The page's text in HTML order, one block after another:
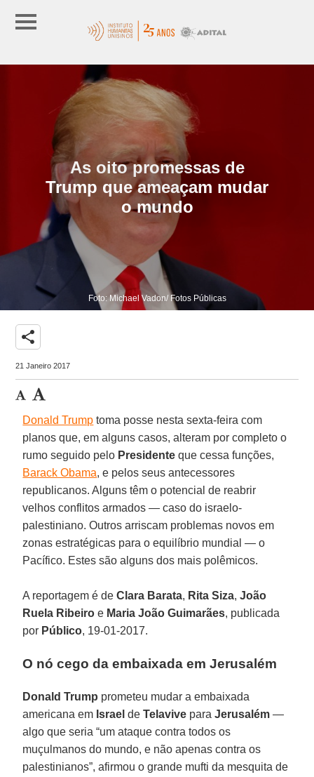
As oito promessas de
Trump que ameaçam mudar
o mundo
Foto: Michael Vadon/ Fotos Públicas
share
21 Janeiro 2017
Donald Trump toma posse nesta sexta-feira com
planos que, em alguns casos, alteram por completo o
rumo seguido pelo Presidente que cessa funções,
Barack Obama, e pelos seus antecessores
republicanos. Alguns têm o potencial de reabrir
velhos conflitos armados — caso do israelo-
palestiniano. Outros arriscam problemas novos em
zonas estratégicas para o equilíbrio mundial — o
Pacífico. Estes são alguns dos mais polêmicos.
A reportagem é deClara Barata, Rita Siza,João
Ruela Ribeiro e Maria João Guimarães, publicada
por Público, 19-01-2017.
O nó cego da embaixada em Jerusalém
Donald Trump prometeu mudar a embaixada
americana em Israel deTelavive paraJerusalém —
algo que seria “um ataque contra todos os
muçulmanos do mundo, e não apenas contra os
palestinianos”, afirmou o grande mufti da mesquita de